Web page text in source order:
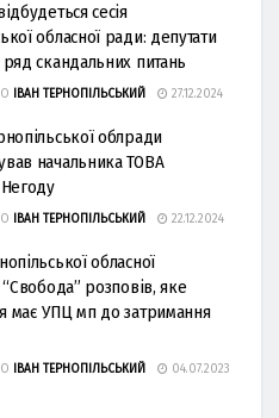
сесія
обласної ради: депутати
ряд скандальних питань
ІВАН ТЕРНОПІЛЬСЬКИЙ 27.12.2024
облради
начальника ТОВА
Негоду
ІВАН ТЕРНОПІЛЬСЬКИЙ 22.12.2024
обласної
“Свобода” розповів, яке
має УПЦ мп до затримання
ІВАН ТЕРНОПІЛЬСЬКИЙ 04.07.2023